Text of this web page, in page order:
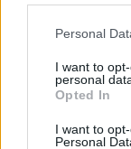
Personal
I want to
personal
Opted In
I want to
Personal
ΔΗΜΟΦΙΛΗ
ανταγωνιστές